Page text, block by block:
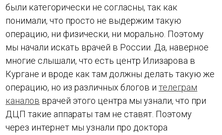
были категорически не согласны, так как
понимали, что просто не выдержим такую
операцию, ни физически, ни морально. Поэтому
мы начали искать врачей в России. Да, наверное
многие слышали, что есть центр Илизарова в
Кургане и вроде как там должны делать такую же
операцию, но из различных блогов ителеграм
каналов врачей этого центра мы узнали, что при
ДЦП такие аппараты там не ставят. Поэтому
через интернет мы узнали про доктора